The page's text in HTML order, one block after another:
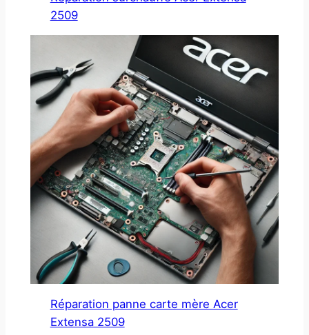
2509
Réparation panne carte mère Acer
Extensa 2509